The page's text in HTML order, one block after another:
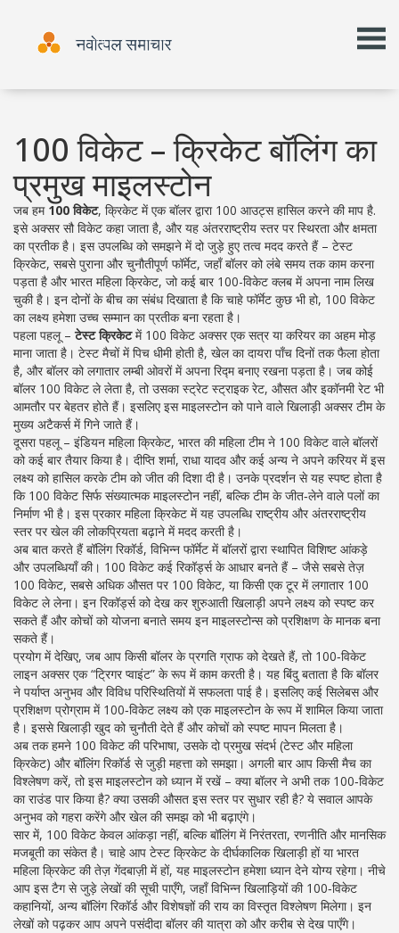
100 विकेट – क्रिकेट बॉलिंग का
प्रमुख माइलस्टोन
जब हम 100 विकेट, क्रिकेट में एक बॉलर द्वारा 100 आउट्स हासिल करने की माप है.
इसे अक्सरसौ विकेट कहा जाता है, और यह अंतरराष्ट्रीय स्तर पर स्थिरता और क्षमता
का प्रतीक है। इस उपलब्धि को समझने में दो जुड़े हुए तत्व मदद करते हैं – टेस्ट
क्रिकेट, सबसे पुराना और चुनौतीपूर्ण फॉर्मेट, जहाँ बॉलर को लंबे समय तक काम करना
पड़ता है औरभारत महिला क्रिकेट, जो कई बार 100-विकेट क्लब में अपना नाम लिख
चुकी है । इन दोनों के बीच का संबंध दिखाता है कि चाहे फॉर्मेट कुछ भी हो, 100 विकेट
का लक्ष्य हमेशा उच्च सम्मान का प्रतीक बना रहता है।
पहला पहलू –टेस्ट क्रिकेटमें 100 विकेट अक्सर एक सत्र या करियर का अहम मोड़
माना जाता है। टेस्ट मैचों में पिच धीमी होती है, खेल का दायरा पाँच दिनों तक फैला होता
है, और बॉलर को लगातार लम्बी ओवरों में अपना रिद्म बनाए रखना पड़ता है। जब कोई
बॉलर 100 विकेट ले लेता है, तो उसका स्ट्रेट स्ट्राइक रेट, औसत और इकॉनमी रेट भी
आमतौर पर बेहतर होते हैं। इसलिए इस माइलस्टोन को पाने वाले खिलाड़ी अक्सर टीम के
मुख्य अटैकर्स में गिने जाते हैं।
दूसरा पहलू – इंडियन महिला क्रिकेट, भारत की महिला टीम ने 100 विकेट वाले बॉलरों
को कई बार तैयार किया है । दीप्ति शर्मा, राधा यादव और कई अन्य ने अपने करियर में इस
लक्ष्य को हासिल करके टीम को जीत की दिशा दी है। उनके प्रदर्शन से यह स्पष्ट होता है
कि 100 विकेट सिर्फ संख्यात्मक माइलस्टोन नहीं, बल्कि टीम के जीत‑लेने वाले पलों का
निर्माण भी है। इस प्रकार महिला क्रिकेट में यह उपलब्धि राष्ट्रीय और अंतरराष्ट्रीय
स्तर पर खेल की लोकप्रियता बढ़ाने में मदद करती है।
अब बात करते हैंबॉलिंग रिकॉर्ड, विभिन्न फॉर्मेट में बॉलरों द्वारा स्थापित विशिष्ट आंकड़े
और उपलब्धियाँकी। 100 विकेट कई रिकॉर्ड्स के आधार बनते हैं – जैसे सबसे तेज़
100 विकेट, सबसे अधिक औसत पर 100 विकेट, या किसी एक टूर में लगातार 100
विकेट ले लेना। इन रिकॉर्ड्स को देख कर शुरुआती खिलाड़ी अपने लक्ष्य को स्पष्ट कर
सकते हैं और कोचों को योजना बनाते समय इन माइलस्टोन्स को प्रशिक्षण के मानक बना
सकते हैं।
प्रयोग में देखिए, जब आप किसी बॉलर के प्रगति ग्राफ को देखते हैं, तो 100‑विकेट
लाइन अक्सर एक “ट्रिगर प्वाइंट” के रूप में काम करती है। यह बिंदु बताता है कि बॉलर
ने पर्याप्त अनुभव और विविध परिस्थितियों में सफलता पाई है। इसलिए कई सिलेबस और
प्रशिक्षण प्रोग्राम में 100‑विकेट लक्ष्य को एक माइलस्टोन के रूप में शामिल किया जाता
है। इससे खिलाड़ी खुद को चुनौती देते हैं और कोचों को स्पष्ट मापन मिलता है।
अब तक हमने 100 विकेट की परिभाषा, उसके दो प्रमुख संदर्भ (टेस्ट और महिला
क्रिकेट) और बॉलिंग रिकॉर्ड से जुड़ी महत्ता को समझा। अगली बार आप किसी मैच का
विश्लेषण करें, तो इस माइलस्टोन को ध्यान में रखें – क्या बॉलर ने अभी तक 100‑विकेट
का राउंड पार किया है? क्या उसकी औसत इस स्तर पर सुधार रही है? ये सवाल आपके
अनुभव को गहरा करेंगे और खेल की समझ को भी बढ़ाएंगे।
सार में, 100 विकेट केवल आंकड़ा नहीं, बल्कि बॉलिंग में निरंतरता, रणनीति और मानसिक
मजबूती का संकेत है। चाहे आप टेस्ट क्रिकेट के दीर्घकालिक खिलाड़ी हों या भारत
महिला क्रिकेट की तेज़ गेंदबाज़ी में हों, यह माइलस्टोन हमेशा ध्यान देने योग्य रहेगा। नीचे
आप इस टैग से जुड़े लेखों की सूची पाएँगे, जहाँ विभिन्न खिलाड़ियों की 100‑विकेट
कहानियों, अन्य बॉलिंग रिकॉर्ड और विशेषज्ञों की राय का विस्तृत विश्लेषण मिलेगा। इन
लेखों को पढ़कर आप अपने पसंदीदा बॉलर की यात्रा को और करीब से देख पाएँगे।